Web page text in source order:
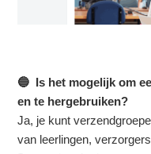
🔵 Is het mogelijk om
en te hergebruiken?
Ja, je kunt
van leerlingen,